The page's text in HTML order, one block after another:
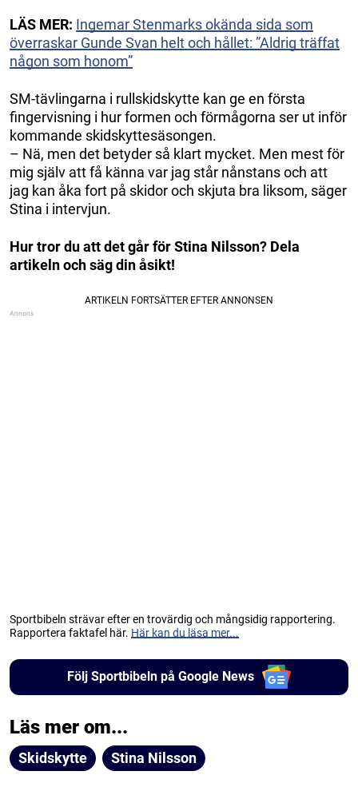
LÄS MER: Ingemar Stenmarks okända sida som
överraskar Gunde Svan helt och hållet: ”Aldrig träffat
någon som honom”
SM-tävlingarna i rullskidskytte kan ge en första
fingervisning i hur formen och förmågorna ser ut inför
kommande skidskyttesäsongen.
– Nä, men det betyder så klart mycket. Men mest för
mig själv att få känna var jag står nånstans och att
jag kan åka fort på skidor och skjuta bra liksom, säger
Stina i intervjun.
Hur tror du att det går för Stina Nilsson? Dela
artikeln och säg din åsikt!
Sportbibeln strävar efter en trovärdig och mångsidig rapportering.
Rapportera faktafel här. Här kan du läsa mer...
Följ Sportbibeln på Google News
Läs mer om...
Skidskytte Stina Nilsson